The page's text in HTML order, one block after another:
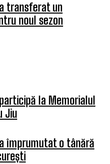
transferat un
noul sezon
la Memorialul
Jiu
împrumutat o tânără